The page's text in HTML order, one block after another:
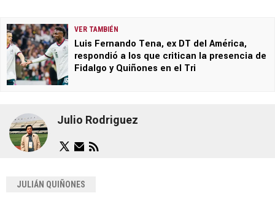
VER TAMBIÉN
Luis Fernando Tena, ex DT del América,
respondió a los que critican la presencia de
Fidalgo y Quiñones en el Tri
Julio Rodriguez
JULIÁN QUIÑONES